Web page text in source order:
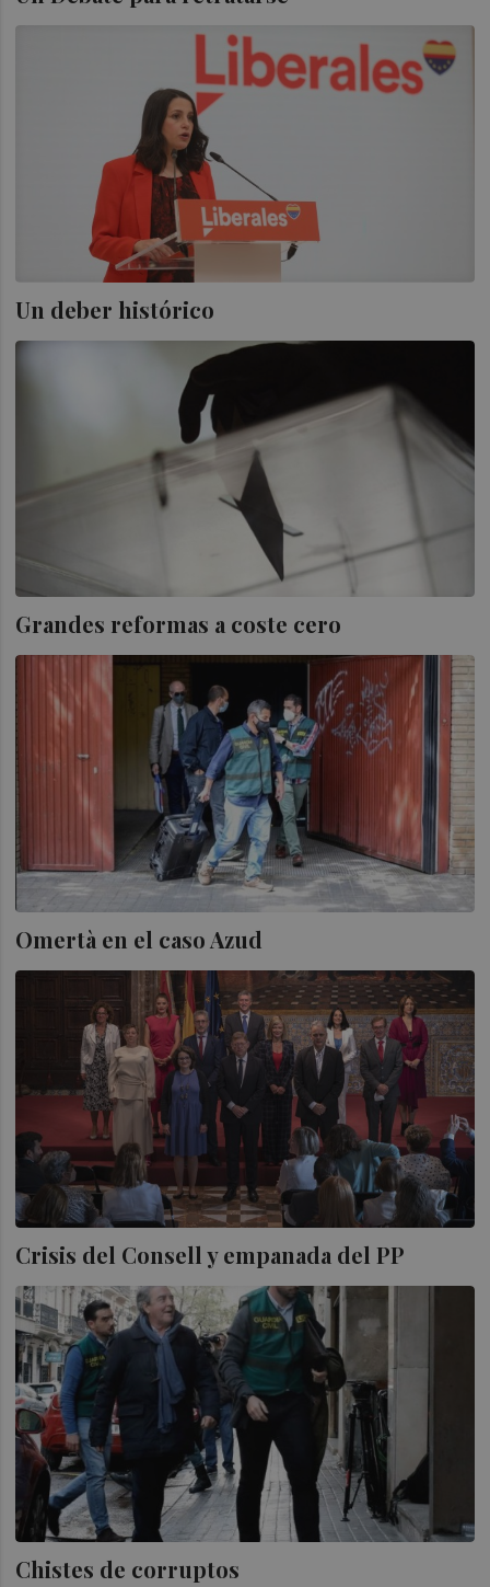
Un deber histórico
Grandes reformas a coste cero
Omertà en el caso Azud
Crisis del Consell y empanada del PP
Chistes de corruptos